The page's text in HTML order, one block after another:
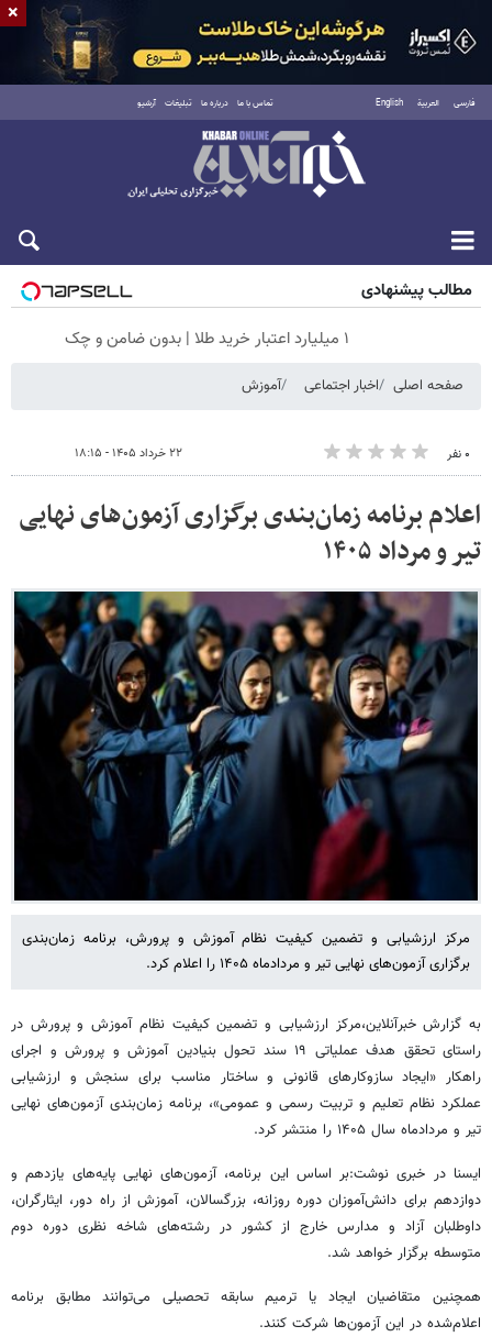
فارسی العربية English تماس با ما درباره ما تبلیغات آرشیو
جمعه ۱۶ مرداد ۱۴۰۵
مطالب پیشنهادی
۱ میلیارد اعتبار خرید طلا | بدون ضامن و چک
صفحه اصلی اخبار اجتماعی آموزش
۰ نفر ۲۲ خرداد ۱۴۰۵ - ۱۸:۱۵
اعلام برنامه زمان‌بندی برگزاری آزمون‌های نهایی
تیر و مرداد ۱۴۰۵
مرکز ارزشیابی و تضمین کیفیت نظام آموزش و پرورش، برنامه زمان‌بندی
برگزاری آزمون‌های نهایی تیر و مردادماه ۱۴۰۵ را اعلام کرد.
به گزارش خبرآنلاین،مرکز ارزشیابی و تضمین کیفیت نظام آموزش و پرورش در
راستای تحقق هدف عملیاتی ۱۹ سند تحول بنیادین آموزش و پرورش و اجرای
راهکار «ایجاد سازوکارهای قانونی و ساختار مناسب برای سنجش و ارزشیابی
عملکرد نظام تعلیم و تربیت رسمی و عمومی»، برنامه زمان‌بندی آزمون‌های نهایی
تیر و مردادماه سال ۱۴۰۵ را منتشر کرد.
ایسنا در خبری نوشت:بر اساس این برنامه، آزمون‌های نهایی پایه‌های یازدهم و
دوازدهم برای دانش‌آموزان دوره روزانه، بزرگسالان، آموزش از راه دور، ایثارگران،
داوطلبان آزاد و مدارس خارج از کشور در رشته‌های شاخه نظری دوره دوم
متوسطه برگزار خواهد شد.
همچنین متقاضیان ایجاد یا ترمیم سابقه تحصیلی می‌توانند مطابق برنامه
اعلام‌شده در این آزمون‌ها شرکت کنند.
×